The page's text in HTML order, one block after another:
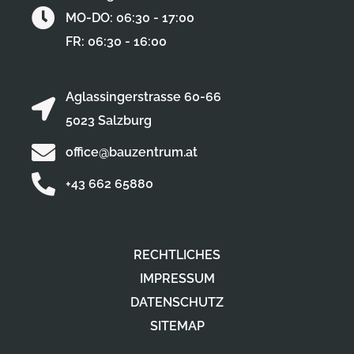
RECHTLICHES
IMPRESSUM
DATENSCHUTZ
SITEMAP
Aglassingerstrasse 60-66
5023 Salzburg
office@bauzentrum.at
+43 662 65880
MO-DO: 06:30 - 17:00
FR: 06:30 - 16:00